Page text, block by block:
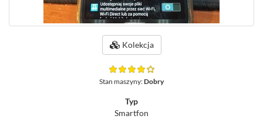
Kolekcja
Stan maszyny:Dobry
Typ
Smartfon